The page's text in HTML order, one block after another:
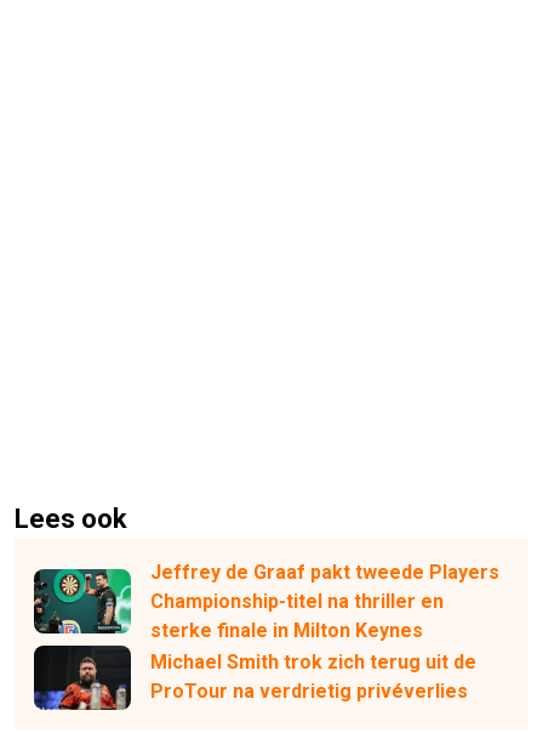
Lees ook
Jeffrey de Graaf pakt tweede Players
Championship-titel na thriller en
sterke finale in Milton Keynes
Michael Smith trok zich terug uit de
ProTour na verdrietig privéverlies